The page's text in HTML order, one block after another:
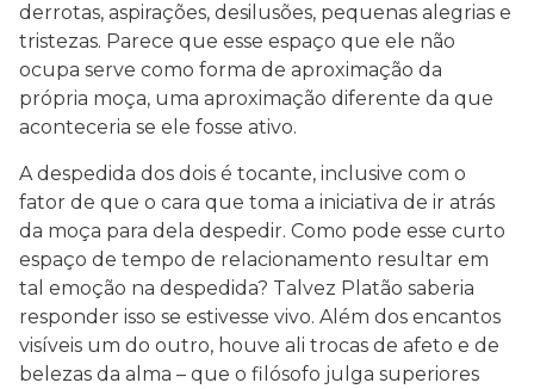
derrotas, aspirações, desilusões, pequenas alegrias e
tristezas. Parece que esse espaço que ele não
ocupa serve como forma de aproximação da
própria moça, uma aproximação diferente da que
aconteceria se ele fosse ativo.
A despedida dos dois é tocante, inclusive com o
fator de que o cara que toma a iniciativa de ir atrás
da moça para dela despedir. Como pode esse curto
espaço de tempo de relacionamento resultar em
tal emoção na despedida? Talvez Platão saberia
responder isso se estivesse vivo. Além dos encantos
visíveis um do outro, houve ali trocas de afeto e de
belezas da alma – que o filósofo julga superiores